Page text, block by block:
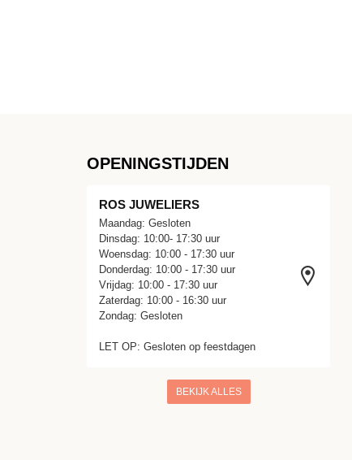
OPENINGSTIJDEN
ROS JUWELIERS
Maandag: Gesloten
Dinsdag: 10:00- 17:30 uur
Woensdag: 10:00 - 17:30 uur
Donderdag: 10:00 - 17:30 uur
Vrijdag: 10:00 - 17:30 uur
Zaterdag: 10:00 - 16:30 uur
Zondag: Gesloten
LET OP: Gesloten op feestdagen
BEKIJK ALLES